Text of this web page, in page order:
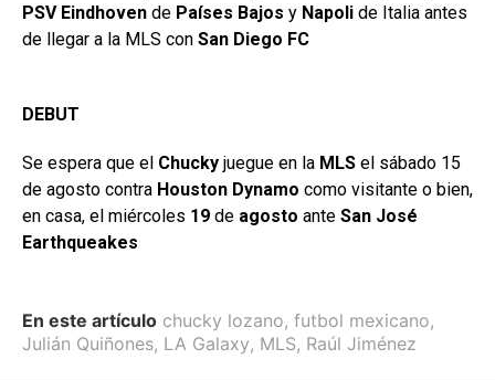
PSV Eindhoven de Países Bajos y Napoli de Italia antes
de llegar a la MLS con San Diego FC
DEBUT
Se espera que el Chucky juegue en la MLS el sábado 15
de agosto contra Houston Dynamo como visitante o bien,
en casa, el miércoles 19 de agosto ante San José
Earthqueakes
En este artículo chucky lozano, futbol mexicano,
Julián Quiñones, LA Galaxy, MLS, Raúl Jiménez